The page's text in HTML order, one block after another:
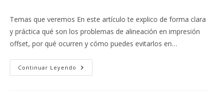
la
entrada:
Temas que veremos En este artículo te explico de forma clara
y práctica qué son los problemas de alineación en impresión
offset, por qué ocurren y cómo puedes evitarlos en…
Continuar Leyendo Cómo
Evitar